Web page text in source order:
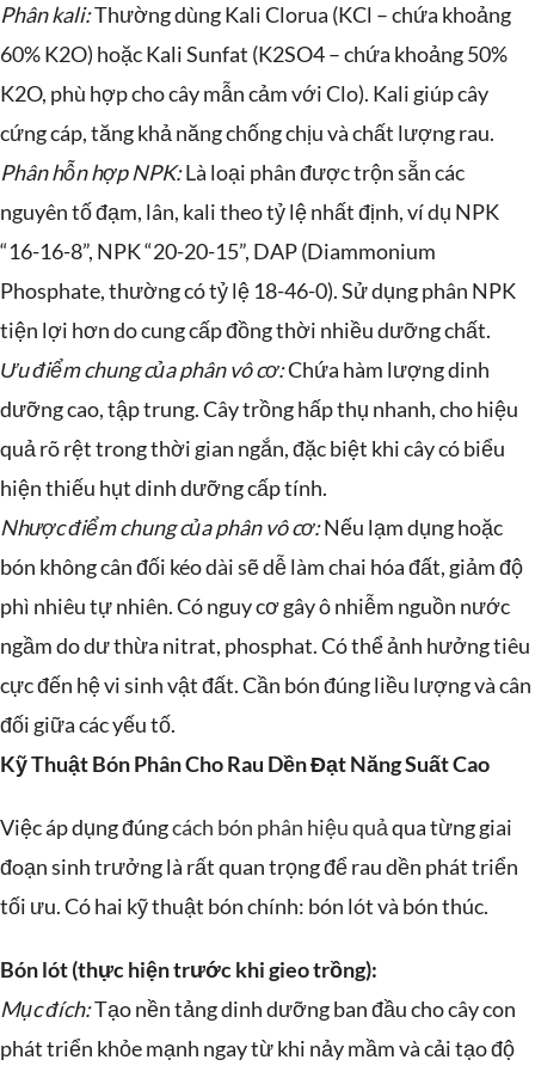
Phân kali:Thường dùng Kali Clorua (KCl – chứa khoảng
60% K2O) hoặc Kali Sunfat (K2SO4 – chứa khoảng 50%
K2O, phù hợp cho cây mẫn cảm với Clo). Kali giúp cây
cứng cáp, tăng khả năng chống chịu và chất lượng rau.
Phân hỗn hợp NPK:Là loại phân được trộn sẵn các
nguyên tố đạm, lân, kali theo tỷ lệ nhất định, ví dụ NPK
“16-16-8”, NPK “20-20-15”, DAP (Diammonium
Phosphate, thường có tỷ lệ 18-46-0). Sử dụng phân NPK
tiện lợi hơn do cung cấp đồng thời nhiều dưỡng chất.
Ưu điểm chung của phân vô cơ:Chứa hàm lượng dinh
dưỡng cao, tập trung. Cây trồng hấp thụ nhanh, cho hiệu
quả rõ rệt trong thời gian ngắn, đặc biệt khi cây có biểu
hiện thiếu hụt dinh dưỡng cấp tính.
Nhược điểm chung của phân vô cơ:Nếu lạm dụng hoặc
bón không cân đối kéo dài sẽ dễ làm chai hóa đất, giảm độ
phì nhiêu tự nhiên. Có nguy cơ gây ô nhiễm nguồn nước
ngầm do dư thừa nitrat, phosphat. Có thể ảnh hưởng tiêu
cực đến hệ vi sinh vật đất. Cần bón đúng liều lượng và cân
đối giữa các yếu tố.
Kỹ Thuật Bón Phân Cho Rau Dền Đạt Năng Suất Cao
Việc áp dụng đúngcách bón phân hiệu quảqua từng giai
đoạn sinh trưởng là rất quan trọng để rau dền phát triển
tối ưu. Có hai kỹ thuật bón chính: bón lót và bón thúc.
Bón lót (thực hiện trước khi gieo trồng):
Mục đích:Tạo nền tảng dinh dưỡng ban đầu cho cây con
phát triển khỏe mạnh ngay từ khi nảy mầm và cải tạo độ